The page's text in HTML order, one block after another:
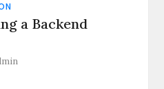
a Backend